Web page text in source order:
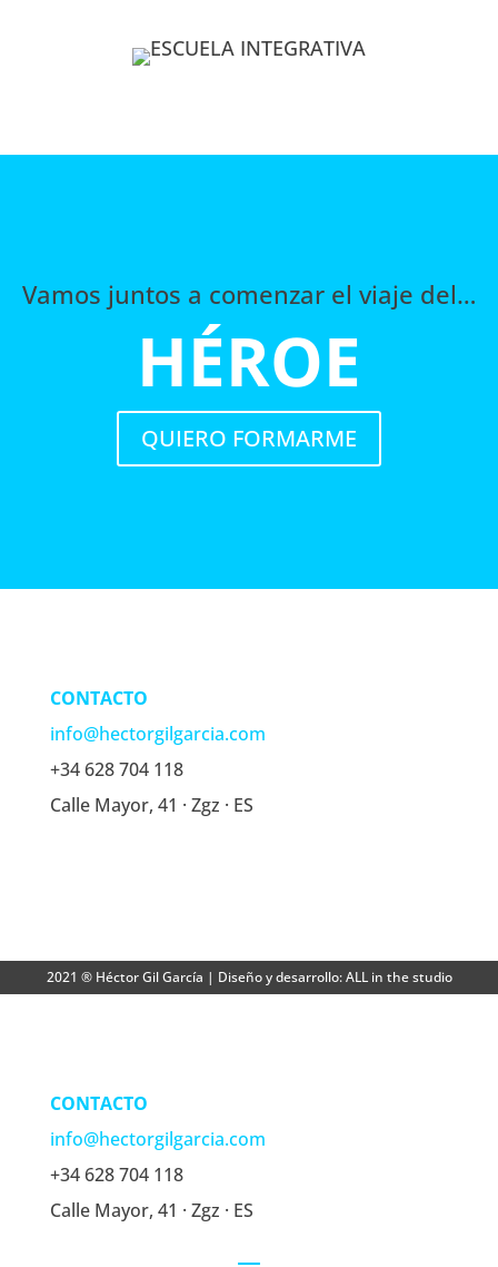
Vamos juntos a comenzar el viaje del…
HÉROE
QUIERO FORMARME
CONTACTO
info@hectorgilgarcia.com
+34 628 704 118
Calle Mayor, 41 · Zgz · ES
2021 ® Héctor Gil García | Diseño y desarrollo: ALL in the studio
CONTACTO
info@hectorgilgarcia.com
+34 628 704 118
Calle Mayor, 41 · Zgz · ES